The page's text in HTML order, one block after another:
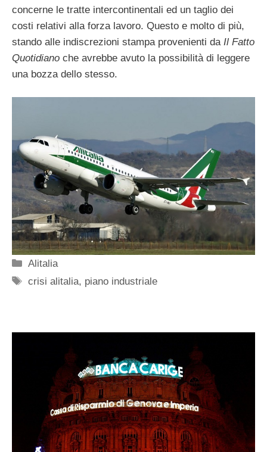
concerne le tratte intercontinentali ed un taglio dei
costi relativi alla forza lavoro. Questo e molto di più,
stando alle indiscrezioni stampa provenienti da Il Fatto
Quotidiano che avrebbe avuto la possibilità di leggere
una bozza dello stesso.
Categorie
Alitalia
Tag
crisi alitalia, piano industriale